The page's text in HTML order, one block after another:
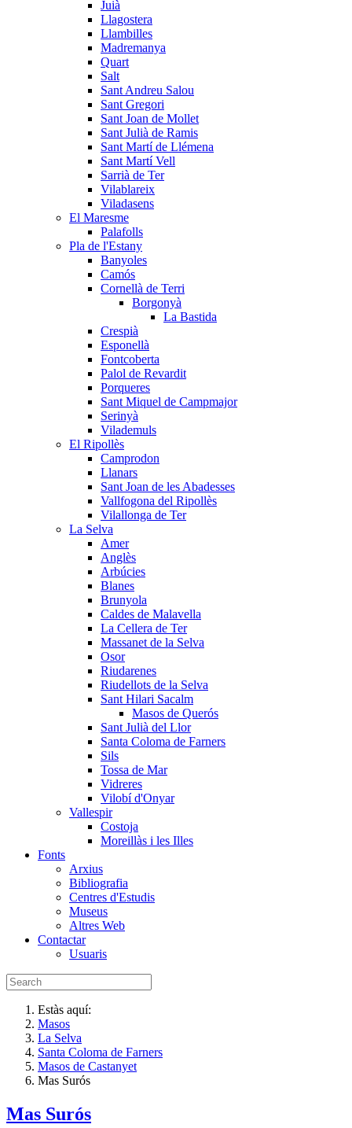
Juià
Llagostera
Llambilles
Madremanya
Quart
Salt
Sant Andreu Salou
Sant Gregori
Sant Joan de Mollet
Sant Julià de Ramis
Sant Martí de Llémena
Sant Martí Vell
Sarrià de Ter
Vilablareix
Viladasens
El Maresme
Palafolls
Pla de l'Estany
Banyoles
Camós
Cornellà de Terri
Borgonyà
La Bastida
Crespià
Esponellà
Fontcoberta
Palol de Revardit
Porqueres
Sant Miquel de Campmajor
Serinyà
Vilademuls
El Ripollès
Camprodon
Llanars
Sant Joan de les Abadesses
Vallfogona del Ripollès
Vilallonga de Ter
La Selva
Amer
Anglès
Arbúcies
Blanes
Brunyola
Caldes de Malavella
La Cellera de Ter
Massanet de la Selva
Osor
Riudarenes
Riudellots de la Selva
Sant Hilari Sacalm
Masos de Querós
Sant Julià del Llor
Santa Coloma de Farners
Sils
Tossa de Mar
Vidreres
Vilobí d'Onyar
Vallespir
Costoja
Moreillàs i les Illes
Fonts
Arxius
Bibliografia
Centres d'Estudis
Museus
Altres Web
Contactar
Usuaris
Estàs aquí:
Masos
La Selva
Santa Coloma de Farners
Masos de Castanyet
Mas Surós
Mas Surós